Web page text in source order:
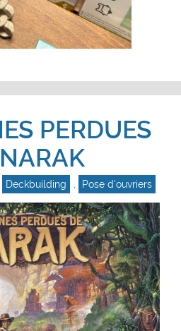
PERDUES
Deckbuilding Pose d'ouvriers